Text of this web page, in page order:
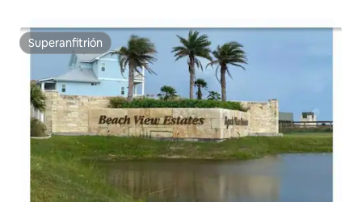
Superanfitrión
Superanfitrión